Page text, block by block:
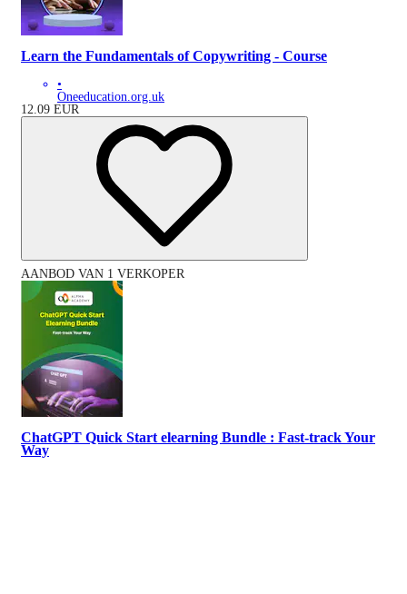
Learn the Fundamentals of Copywriting - Course
•
Oneeducation.org.uk
12.09 EUR
AANBOD VAN 1 VERKOPER
ChatGPT Quick Start elearning Bundle : Fast-track Your
Way